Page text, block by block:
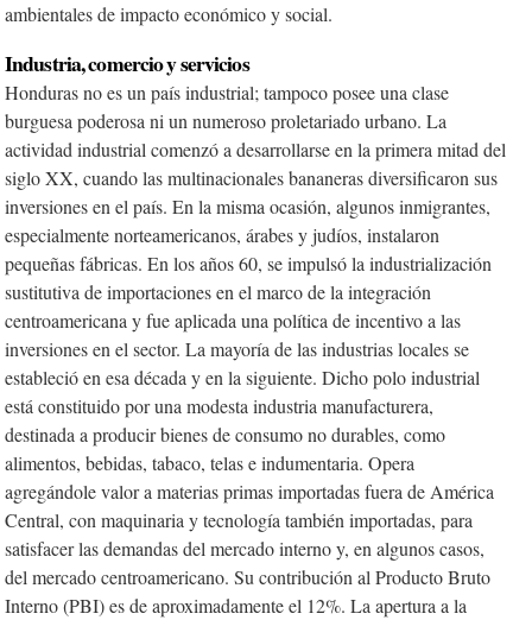
ambientales de impacto económico y social.
Industria, comercio y servicios
Honduras no es un país industrial; tampoco posee una clase
burguesa poderosa ni un numeroso proletariado urbano. La
actividad industrial comenzó a desarrollarse en la primera mitad del
siglo XX, cuando las multinacionales bananeras diversificaron sus
inversiones en el país. En la misma ocasión, algunos inmigrantes,
especialmente norteamericanos, árabes y judíos, instalaron
pequeñas fábricas. En los años 60, se impulsó la industrialización
sustitutiva de importaciones en el marco de la integración
centroamericana y fue aplicada una política de incentivo a las
inversiones en el sector. La mayoría de las industrias locales se
estableció en esa década y en la siguiente. Dicho polo industrial
está constituido por una modesta industria manufacturera,
destinada a producir bienes de consumo no durables, como
alimentos, bebidas, tabaco, telas e indumentaria. Opera
agregándole valor a materias primas importadas fuera de América
Central, con maquinaria y tecnología también importadas, para
satisfacer las demandas del mercado interno y, en algunos casos,
del mercado centroamericano. Su contribución al Producto Bruto
Interno (PBI) es de aproximadamente el 12%. La apertura a la